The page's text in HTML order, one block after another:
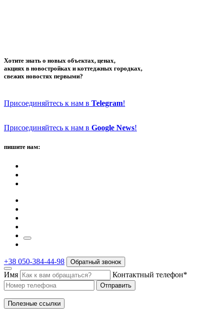
Хотите знать о новых объектах, ценах,
акциях в новостройках и коттеджных городках,
свежих новостях первыми?
Присоединяйтесь к нам в Telegram!
Присоединяйтесь к нам в Google News!
пишите нам:
+38 050-384-44-98 Обратный звонок
Имя Контактный телефон*
Отправить
Полезные ссылки